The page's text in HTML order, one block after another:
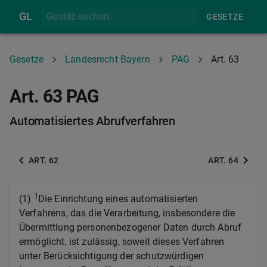
GL GESETZE
Gesetze Landesrecht Bayern PAG Art. 63
Art. 63 PAG
Automatisiertes Abrufverfahren
ART. 62 ART. 64
(1) 1 Die Einrichtung eines automatisierten
Verfahrens, das die Verarbeitung, insbesondere die
Übermittlung personenbezogener Daten durch Abruf
ermöglicht, ist zulässig, soweit dieses Verfahren
unter Berücksichtigung der schutzwürdigen